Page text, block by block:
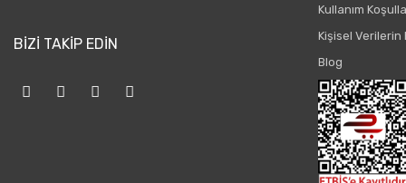
BİZİ TAKİP EDİN
Kullanım
Kişisel Verilerin
Blog